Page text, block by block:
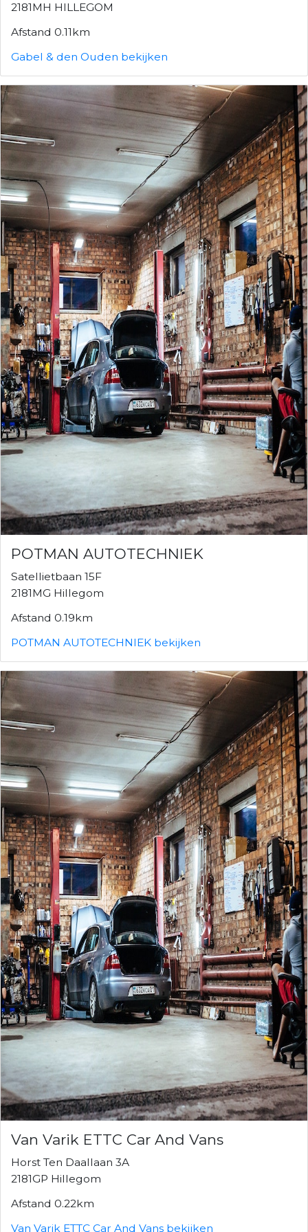
2181MH HILLEGOM
Afstand 0.11km
Gabel & den Ouden bekijken
POTMAN AUTOTECHNIEK
Satellietbaan 15F
2181MG Hillegom
Afstand 0.19km
POTMAN AUTOTECHNIEK bekijken
Van Varik ETTC Car And Vans
Horst Ten Daallaan 3A
2181GP Hillegom
Afstand 0.22km
Van Varik ETTC Car And Vans bekijken